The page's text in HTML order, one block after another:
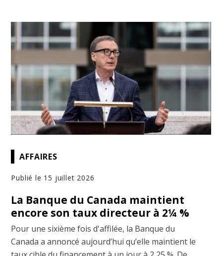
AFFAIRES
Publié le 15 juillet 2026
La Banque du Canada maintient
encore son taux directeur à 2¼ %
Pour une sixième fois d'affilée, la Banque du
Canada a annoncé aujourd’hui qu’elle maintient le